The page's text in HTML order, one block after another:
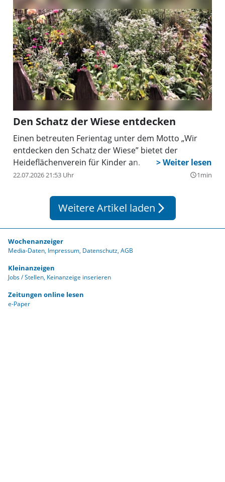
Den Schatz der Wiese entdecken
Einen betreuten Ferientag unter dem Motto „Wir
entdecken den Schatz der Wiese” bietet der
Heideflächenverein für Kinder an.
22.07.2026 21:53 Uhr query_builder1min
Weitere Artikel laden arrow_forward_ios
Wochenanzeiger
Media-Daten Impressum Datenschutz AGB
Kleinanzeigen
Jobs / Stellen Keinanzeige inserieren
Zeitungen online lesen
e-Paper